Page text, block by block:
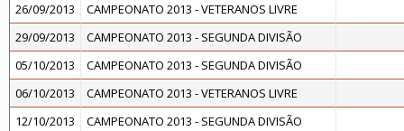
26/09/2013
CAMPEONATO 2013 - VETERANOS LIVRE
29/09/2013
CAMPEONATO 2013 - SEGUNDA DIVISÃO
05/10/2013
CAMPEONATO 2013 - SEGUNDA DIVISÃO
06/10/2013
CAMPEONATO 2013 - VETERANOS LIVRE
12/10/2013
CAMPEONATO 2013 - SEGUNDA DIVISÃO